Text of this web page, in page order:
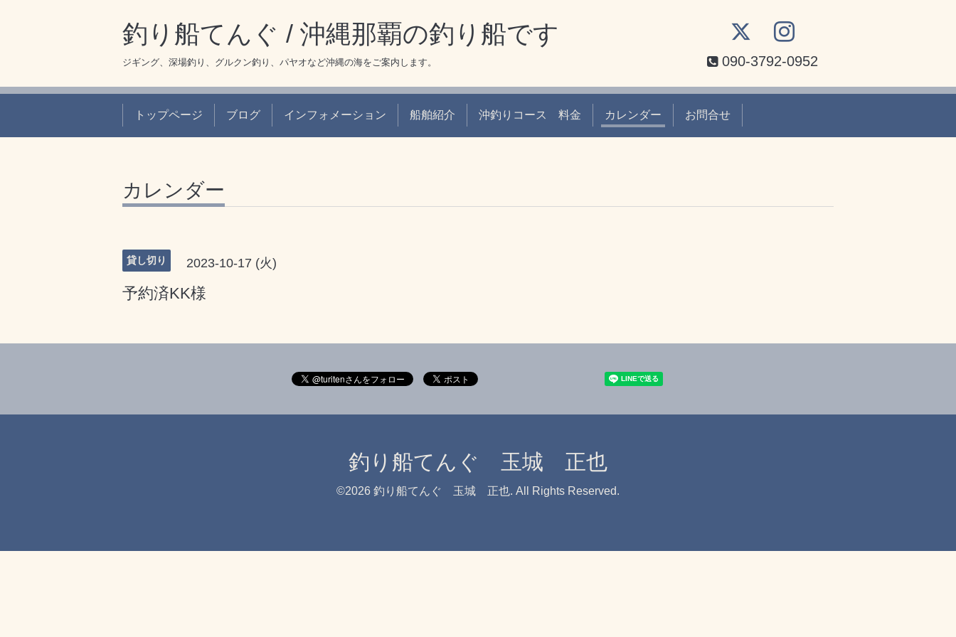
釣り船てんぐ / 沖縄那覇の釣り船です
ジギング、深場釣り、グルクン釣り、パヤオなど沖縄の海をご案内します。 090-3792-0952
トップページ ブログ インフォメーション 船舶紹介 沖釣りコース 料金 カレンダー お問合せ
カレンダー
貸し切り 2023-10-17 (火)
予約済KK様
釣り船てんぐ 玉城 正也
©2026 釣り船てんぐ 玉城 正也. All Rights Reserved.